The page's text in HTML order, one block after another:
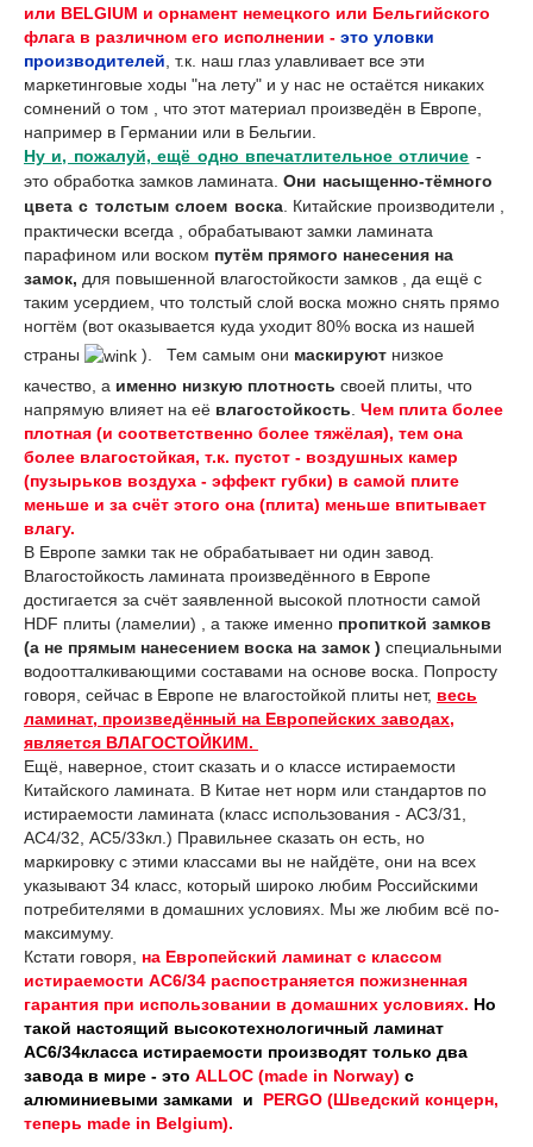
или BELGIUM и орнамент немецкого или Бельгийского
флага в различном его исполнении - это уловки
производителей , т.к. наш глаз улавливает все эти
маркетинговые ходы "на лету" и у нас не остаётся никаких
сомнений о том , что этот материал произведён в Европе,
например в Германии или в Бельгии.
Ну и, пожалуй, ещё одно впечатлительное отличие -
это обработка замков ламината. Они насыщенно-тёмного
цвета с толстым слоем воска. Китайские производители ,
практически всегда , обрабатывают замки ламината
парафином или воском путём прямого нанесения на
замок, для повышенной влагостойкости замков , да ещё с
таким усердием, что толстый слой воска можно снять прямо
ногтём (вот оказывается куда уходит 80% воска из нашей
страны
). Тем самым они маскируют низкое
качество, а именно низкую плотность своей плиты, что
напрямую влияет на её влагостойкость Чем плита более
плотная (и соответственно более тяжёлая), тем она
более влагостойкая, т.к. пустот - воздушных камер
(пузырьков воздуха - эффект губки) в самой плите
меньше и за счёт этого она (плита) меньше впитывает
влагу.
В Европе замки так не обрабатывает ни один завод.
Влагостойкость ламината произведённого в Европе
достигается за счёт заявленной высокой плотности самой
HDF плиты (ламелии) , а также именно пропиткой замков
(а не прямым нанесением воска на замок ) специальными
водоотталкивающими составами на основе воска. Попросту
говоря, сейчас в Европе не влагостойкой плиты нет, весь
ламинат, произведённый на Европейских заводах,
является ВЛАГОСТОЙКИМ.
Ещё, наверное, стоит сказать и о классе истираемости
Китайского ламината. В Китае нет норм или стандартов по
истираемости ламината (класс использования - АС3/31,
АС4/32, АС5/33кл.) Правильнее сказать он есть, но
маркировку с этими классами вы не найдёте, они на всех
указывают 34 класс, который широко любим Российскими
потребителями в домашних условиях. Мы же любим всё по-
максимуму.
Кстати говоря, на Европейский ламинат с классом
истираемости АС6/34 распостраняется пожизненная
гарантия при использовании в домашних условиях. Но
такой настоящий высокотехнологичный ламинат
АС6/34класса истираемости производят только два
завода в мире - это ALLOC (made in Norway) с
алюминиевыми замками
и PERGO (Шведский концерн,
теперь made in Belgium).